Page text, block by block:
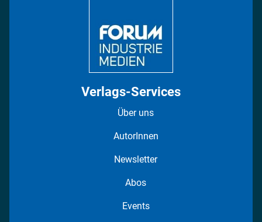
Verlags-Services
Über uns
AutorInnen
Newsletter
Abos
Events